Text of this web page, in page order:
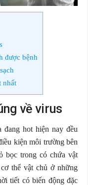
được bệnh
nhất
về virus
đang hot hiện nay đều
kiện môi trường bên
bọc trong có chứa vật
thể vật chủ ở những
tiết có biến động đặc